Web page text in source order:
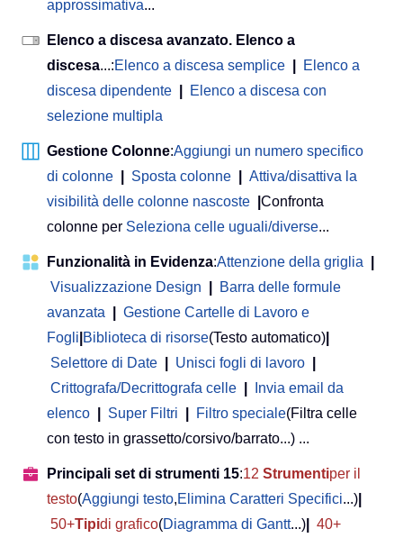
approssimativa...
Elenco a discesa avanzato. Elenco a
discesa...:Elenco a discesa semplice
Elenco a
discesa dipendente
Elenco a discesa con
selezione multipla
Gestione Colonne:Aggiungi un numero specifico
di colonne
Sposta colonne
Attiva/disattiva la
visibilità delle colonne nascoste
Confronta
colonne per Seleziona celle uguali/diverse...
Funzionalità in Evidenza:Attenzione della griglia
Visualizzazione Design
Barra delle formule
avanzata
Gestione Cartelle di Lavoro e
Fogli Biblioteca di risorse(Testo automatico)
Selettore di Date
Unisci fogli di lavoro
Crittografa/Decrittografa celle
Invia email da
elenco
Super Filtri Filtro speciale(Filtra celle
con testo in grassetto/corsivo/barrato...) ...
Principali set di strumenti 15:12 Strumentiper il
testo(Aggiungi testo,Elimina Caratteri Specifici...)
50+Tipidi grafico(Diagramma di Gantt...)
40+